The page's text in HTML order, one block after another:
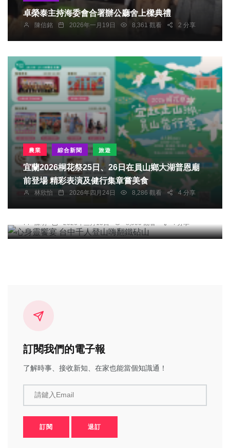
卓榮泰主持海委會合署辦公廳舍上樑典禮
陳信銘 2026年一月19日 8,361 觀看 2 分享
農業 綜合新聞 旅遊
宜蘭2026桐花祭25日、26日在員山鄉大湖普恩廟
前登場 精彩表演及健行集章嘗美食
林欣怡 2026年四月24日 8,286 觀看 4 分享
社會 綜合新聞 健康 旅遊
心身靈饗宴 台中千人登山嗨翻鐵砧山
陳明 2026年三月15日 8,900 觀看 4 分享
訂閱我們的電子報
了解時事、接收新知、在家也能當個知識通！
請鍵入Email
訂閱 退訂